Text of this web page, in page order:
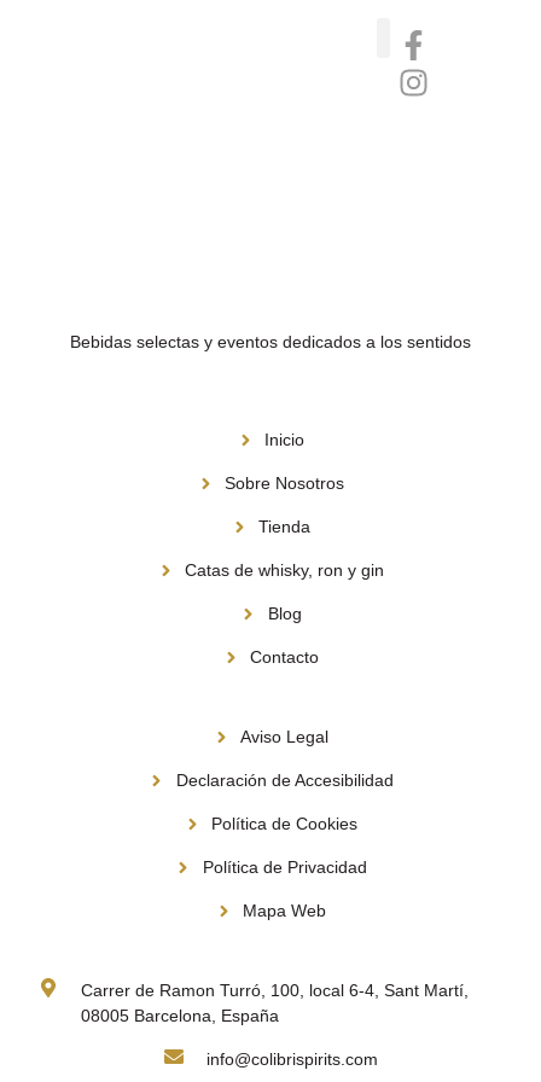
Bebidas selectas y eventos dedicados a los sentidos
Inicio
Sobre Nosotros
Tienda
Catas de whisky, ron y gin
Blog
Contacto
Aviso Legal
Declaración de Accesibilidad
Política de Cookies
Política de Privacidad
Mapa Web
Carrer de Ramon Turró, 100, local 6-4, Sant Martí,
08005 Barcelona, España
info@colibrispirits.com